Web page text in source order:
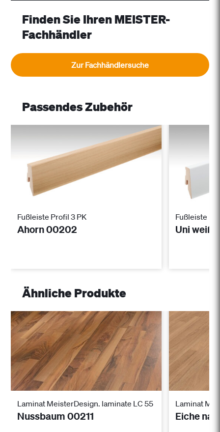
Finden Sie Ihren MEISTER-
Fachhändler
Zur Fachhändlersuche
Passendes Zubehör
Fußleiste Profil 3 PK
Ahorn 00202
Fußleiste
Uni weiß
Ähnliche Produkte
Laminat MeisterDesign. laminate LC 55
Nussbaum 00211
Laminat
Eiche